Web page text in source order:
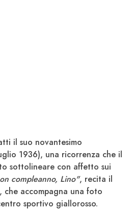
il suo novantesimo
1936), una ricorrenza che il
sottolineare con affetto sui
compleanno, Lino", recita il
che accompagna una foto
sportivo giallorosso.